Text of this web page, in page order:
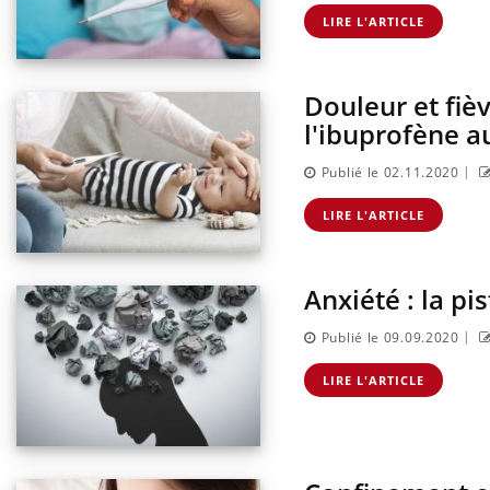
LIRE L'ARTICLE
Douleur et
l'ibuprofène
Publié le 02.11.2020 |
LIRE L'ARTICLE
Anxiété : la
Publié le 09.09.2020 |
LIRE L'ARTICLE
t-elle de
comprimé
se profile-t-
ventre
premiers
?
Fortes chaleurs : pourquoi
le risque de noyade
grimpe-t-il ?
Le Viagra pourrait-il freiner
la propagation du cancer ?
Pourquoi manger moins de
protéines pourrait
finalement être bénéfique